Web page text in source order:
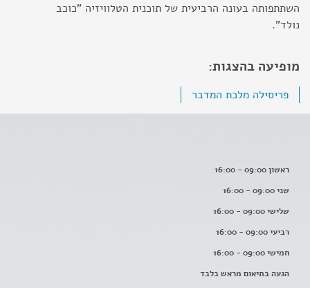
השתתפותה בעונה הרביעית של תוכנית הטלוויזיה "כוכב
נולד".
מופיעה בהצגות:
פריסילה מלכת המדבר
ראשון 09:00 - 16:00
שני 09:00 - 16:00
שלישי 09:00 - 16:00
רביעי 09:00 - 16:00
חמישי 09:00 - 16:00
הגעה בתיאום מראש בלבד